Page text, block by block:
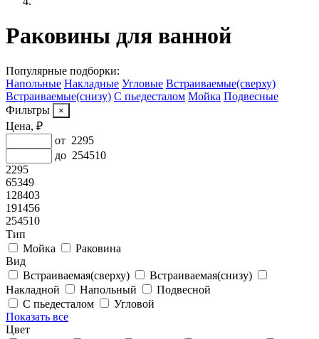
Раковины для ванной
Популярные подборки:
Напольные Накладные Угловые Встраиваемые(сверху)
Встраиваемые(снизу) С пьедесталом Мойка Подвесные
Фильтры
Цена, ₽
от 2295
до 254510
2295
65349
128403
191456
254510
Тип
Мойка
Раковина
Вид
Встраиваемая(сверху)
Встраиваемая(снизу)
Накладной
Напольный
Подвесной
С пьедесталом
Угловой
Показать все
Цвет